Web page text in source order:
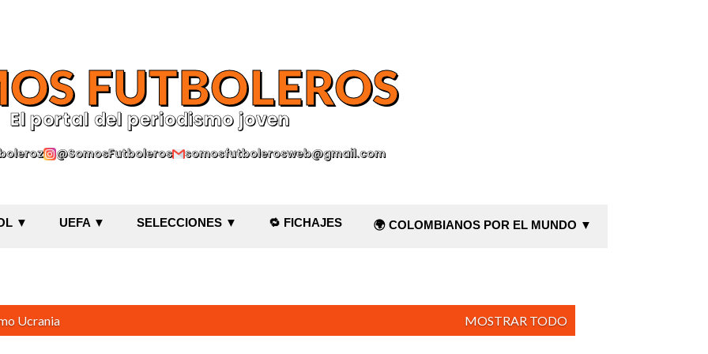
FUTBOLEROS
El portal del periodismo joven
@SomosFutboleros somosfutbolerosweb@gmail.com
▼ UEFA ▼ SELECCIONES ▼ 🔁 FICHAJES 🌍 COLOMBIANOS POR EL MUNDO ▼
Ucrania MOSTRAR TODO